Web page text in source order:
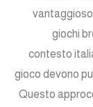
giochi
contesto
gioco devono
Questo